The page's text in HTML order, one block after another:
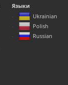
Языки
Ukrainian
Polish
Russian